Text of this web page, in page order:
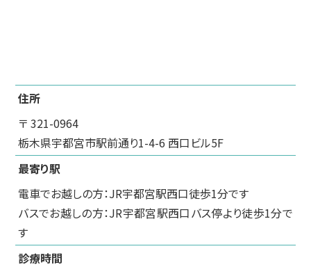
住所
〒 321-0964
栃木県宇都宮市駅前通り1-4-6 西口ビル5F
最寄り駅
電車でお越しの方：JR宇都宮駅西口徒歩1分です
バスでお越しの方：JR宇都宮駅西口バス停より徒歩1分で
す
診療時間